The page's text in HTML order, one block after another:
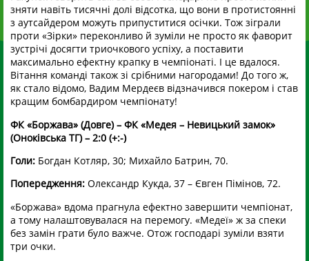
зняти навіть тисячні долі відсотка, що вони в протистоянні
з аутсайдером можуть припуститися осічки. Тож зіграли
проти «Зірки» переконливо й зуміли не просто як фаворит
зустрічі досягти триочкового успіху, а поставити
максимально ефектну крапку в чемпіонаті. І це вдалося.
Вітання команді також зі срібними нагородами! До того ж,
як стало відомо, Вадим Мердеєв відзначився покером і став
кращим бомбардиром чемпіонату!
ФК «Боржава» (Довге) – ФК «Медея – Невицький замок»
(Оноківська ТГ) – 2:0 (+:-)
Голи: Богдан Котляр, 30; Михайло Батрин, 70.
Попередження: Олександр Кукда, 37 – Євген Пімінов, 72.
«Боржава» вдома прагнула ефектно завершити чемпіонат,
а тому налаштовувалася на перемогу. «Медеї» ж за спеки
без замін грати було важче. Отож господарі зуміли взяти
три очки.